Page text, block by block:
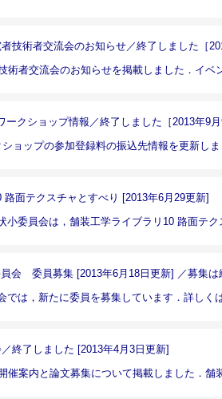
技術者交流会のお知らせ／終了しました［
者交流会のお知らせを掲載しました． イベ
クショップ情報／終了しました［2013年9
ョップの参加登録料の振込先情報を更新し
面テクスチャとすべり [2013年6月29更新]
委員会は， 舗装工学ライブラリ10 路面テ
会 委員募集 [2013年6月18日更新] ／募集は
では，新たに委員を募集しています．詳しく
終了しました [2013年4月3日更新]
催案内と論文募集について掲載しました． 舗